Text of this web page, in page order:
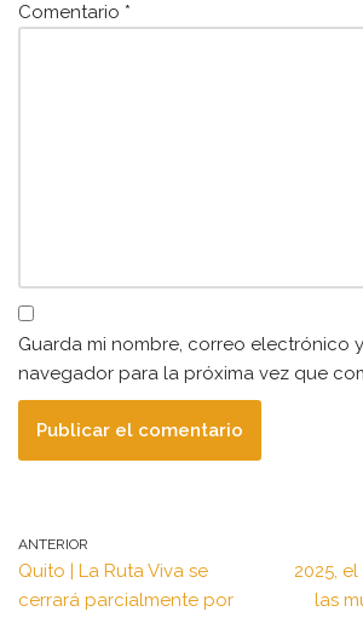
Comentario *
Guarda mi nombre, correo electrónico
navegador para la próxima vez que
ANTERIOR
Quito | La Ruta Viva se
cerrará parcialmente por
2025,
las